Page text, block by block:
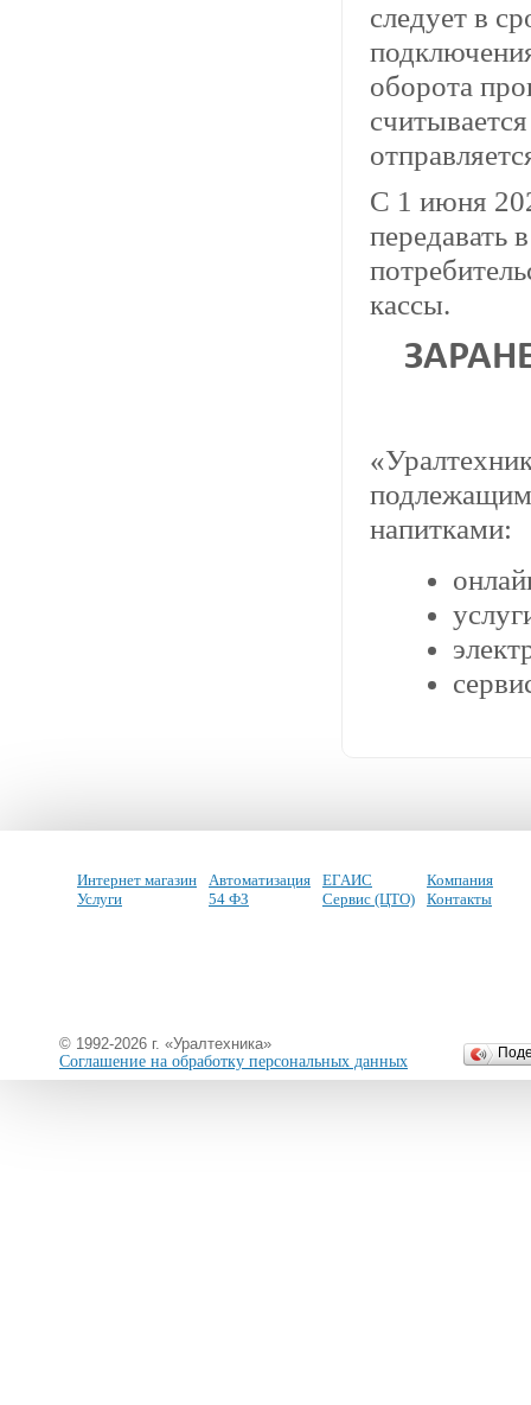
следует в
оборота
С 1 июня
передавать
кассы.
напитками:
Интернет магазин
Услуги
Автоматизация
54 ФЗ
ЕГАИС
Сервис (ЦТО)
Компания
Контакты
© 1992-2026 г. «Уралтехника»
Соглашение на обработку персональных данных